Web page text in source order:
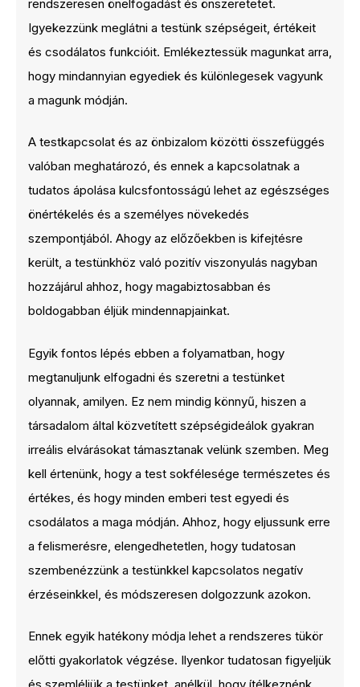
rendszeresen önelfogadást és önszeretetet.
Igyekezzünk meglátni a testünk szépségeit, értékeit
és csodálatos funkcióit. Emlékeztessük magunkat arra,
hogy mindannyian egyediek és különlegesek vagyunk
a magunk módján.
A testkapcsolat és az önbizalom közötti összefüggés
valóban meghatározó, és ennek a kapcsolatnak a
tudatos ápolása kulcsfontosságú lehet az egészséges
önértékelés és a személyes növekedés
szempontjából. Ahogy az előzőekben is kifejtésre
került, a testünkhöz való pozitív viszonyulás nagyban
hozzájárul ahhoz, hogy magabiztosabban és
boldogabban éljük mindennapjainkat.
Egyik fontos lépés ebben a folyamatban, hogy
megtanuljunk elfogadni és szeretni a testünket
olyannak, amilyen. Ez nem mindig könnyű, hiszen a
társadalom által közvetített szépségideálok gyakran
irreális elvárásokat támasztanak velünk szemben. Meg
kell értenünk, hogy a test sokfélesége természetes és
értékes, és hogy minden emberi test egyedi és
csodálatos a maga módján. Ahhoz, hogy eljussunk erre
a felismerésre, elengedhetetlen, hogy tudatosan
szembenézzünk a testünkkel kapcsolatos negatív
érzéseinkkel, és módszeresen dolgozzunk azokon.
Ennek egyik hatékony módja lehet a rendszeres tükör
előtti gyakorlatok végzése. Ilyenkor tudatosan figyeljük